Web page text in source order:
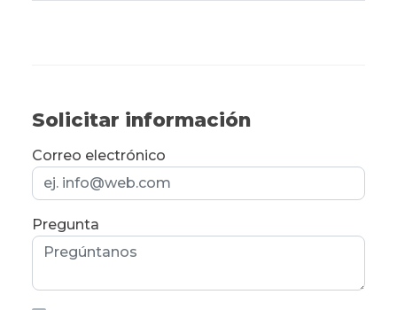
Solicitar información
Correo electrónico
Pregunta